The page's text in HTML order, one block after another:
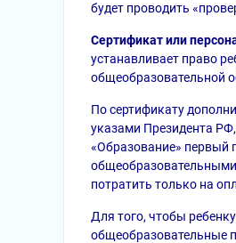
будет проводить
Сертификат или
устанавливает право
общеобразовательной
По сертификату
указами Президента
«Образование» первый
потратить только на
Для того, чтобы
общеобразовательные